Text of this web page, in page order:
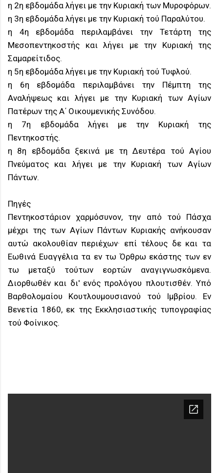
η 2η εβδομάδα λήγει με την Κυριακή των Μυροφόρων.
η 3η εβδομάδα λήγει με την Κυριακή τού Παραλύτου.
η 4η εβδομάδα περιλαμβάνει την Τετάρτη της
Μεσοπεντηκοστής και λήγει με την Κυριακή της
Σαμαρείτιδος.
η 5η εβδομάδα λήγει με την Κυριακή τού Τυφλού.
η 6η εβδομάδα περιλαμβάνει την Πέμπτη της
Αναλήψεως και λήγει με την Κυριακή των Αγίων
Πατέρων της Α΄ Οικουμενικής Συνόδου.
η 7η εβδομάδα λήγει με την Κυριακή της
Πεντηκοστής.
η 8η εβδομάδα ξεκινά με τη Δευτέρα τού Αγίου
Πνεύματος και λήγει με την Κυριακή των Αγίων
Πάντων.
Πηγές
Πεντηκοστάριον χαρμόσυνον, την από τού Πάσχα
μέχρι της των Αγίων Πάντων Κυριακής ανήκουσαν
αυτώ ακολουθίαν περιέχων· επί τέλους δε και τα
Εωθινά Ευαγγέλια τα εν τω Όρθρω εκάστης των εν
τω μεταξύ τούτων εορτών αναγιγνωσκόμενα.
Διορθωθέν και δι' ενός προλόγου πλουτισθέν. Υπό
Βαρθολομαίου Κουτλουμουσιανού τού Ιμβρίου. Εν
Βενετία 1860, εκ της Εκκλησιαστικής τυπογραφίας
τού Φοίνικος.